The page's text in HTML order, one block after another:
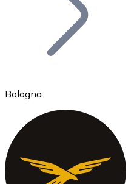
Ethereum
ETH
Bologna